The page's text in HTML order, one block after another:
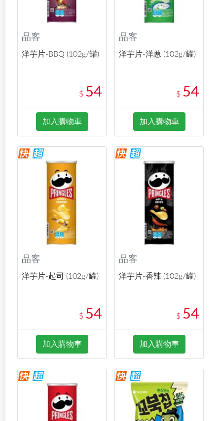
品客
洋芋片-BBQ (102g/罐)
$ 54
加入購物車
品客
洋芋片-洋蔥 (102g/罐)
$ 54
加入購物車
品客
洋芋片-起司 (102g/罐)
$ 54
加入購物車
品客
洋芋片-香辣 (102g/罐)
$ 54
加入購物車